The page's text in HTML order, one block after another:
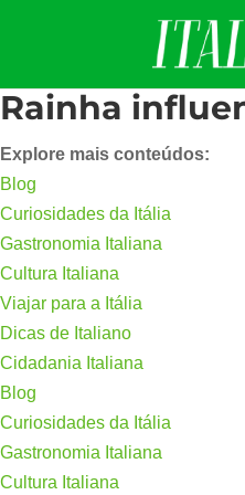
Rainha
Explore mais conteúdos:
Blog
Curiosidades da Itália
Gastronomia Italiana
Cultura Italiana
Viajar para a Itália
Dicas de Italiano
Cidadania Italiana
Blog
Curiosidades da Itália
Gastronomia Italiana
Cultura Italiana